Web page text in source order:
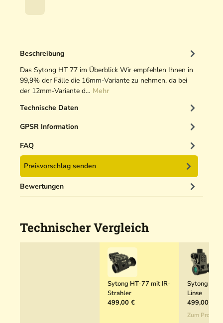
t
i
k
r
i
n
e
r
5
0
Beschreibung
Das Sytong HT 77 im Überblick Wir empfehlen Ihnen in
99,9% der Fälle die 16mm-Variante zu nehmen, da bei
der 12mm-Variante d… Mehr
Technische Daten
GPSR Information
FAQ
Preisvorschlag senden
Bewertungen
Technischer Vergleich
Sytong HT-77 mit IR-
Strahler
499,00 €
Sytong
Linse
499,00 €
Zum